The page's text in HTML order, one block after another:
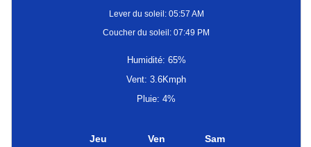
Lever du soleil: 05:57 AM
Coucher du soleil: 07:49 PM
Humidité: 65%
Vent: 3.6Kmph
Pluie: 4%
Jeu Ven Sam